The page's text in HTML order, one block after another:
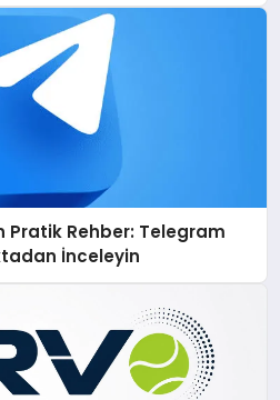
Pratik Rehber: Telegram
İnceleyin